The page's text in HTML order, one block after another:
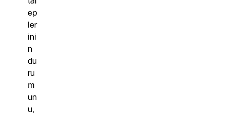
ep
ler
ini
n
du
ru
m
un
u,